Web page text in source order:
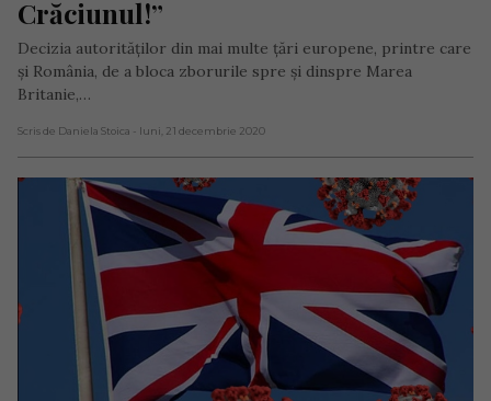
Crăciunul!”
Decizia autorităților din mai multe țări europene, printre care
și România, de a bloca zborurile spre și dinspre Marea
Britanie,…
Scris de Daniela Stoica - luni, 21 decembrie 2020